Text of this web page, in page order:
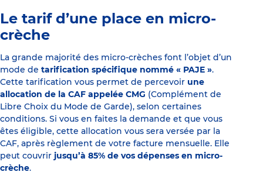
Le tarif d’une place en micro-
crèche
La grande majorité des micro-crèches font l’objet d’un
mode de tarification spécifique nommé « PAJE ».
Cette tarification vous permet de percevoir une
allocation de la CAF appelée CMG (Complément de
Libre Choix du Mode de Garde), selon certaines
conditions. Si vous en faites la demande et que vous
êtes éligible, cette allocation vous sera versée par la
CAF, après règlement de votre facture mensuelle. Elle
peut couvrir jusqu’à 85% de vos dépenses en micro-
crèche.